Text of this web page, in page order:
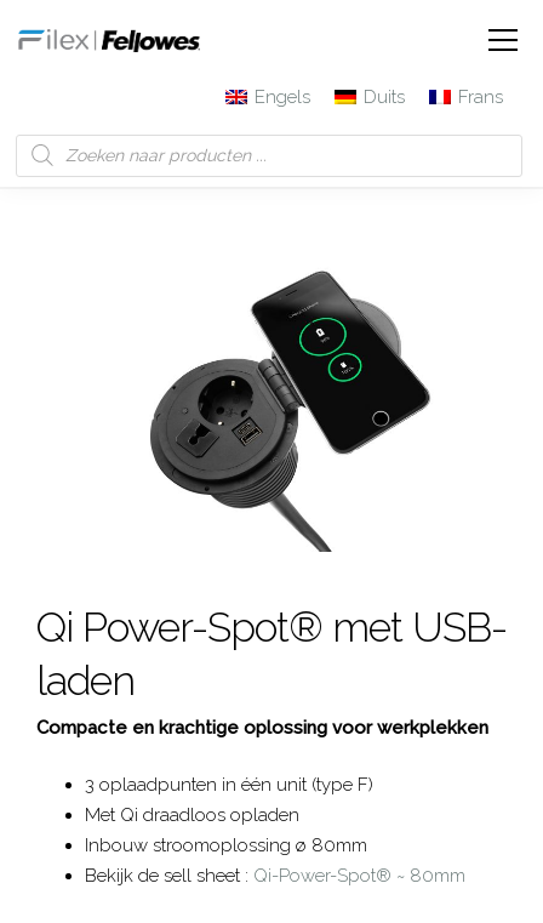
Engels Duits
Frans
laden
Qi Power-Spot® met USB-
laden
Compacte en krachtige oplossing voor werkplekken
3 oplaadpunten in één unit (type F)
Met Qi draadloos opladen
Inbouw stroomoplossing ø 80mm
Bekijk de sell sheet : Qi-Power-Spot® ~ 80mm